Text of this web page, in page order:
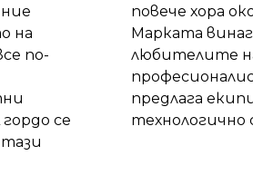
на
по-
се
повече хора
Марката
любителите
предлага